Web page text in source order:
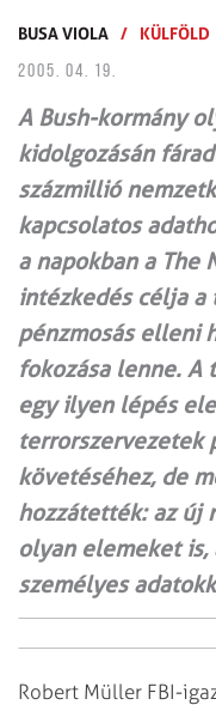
BUSA VIOLA / KÜLFÖLD
2005. 04. 19.
A Bush-kormány
kidolgozásán
százmillió
kapcsolatos
a napokban a The
intézkedés célja a
pénzmosás elleni
fokozása lenne. A
egy ilyen lépés
terrorszervezetek
követéséhez, de
hozzátették: az új
olyan elemeket is,
személyes
Robert Müller FBI-